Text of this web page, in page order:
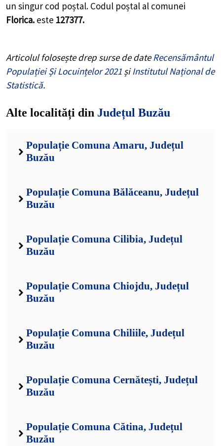
un singur cod poștal. Codul poștal al comunei
Florica. este 127377.
Articolul folosește drep surse de dateRecensământul
Populației Și Locuințelor 2021 șiInstitutul Național de
Statistică.
Alte localități din Județul Buzău
Populație Comuna Amaru, Județul
Buzău
Populație Comuna Bălăceanu, Județul
Buzău
Populație Comuna Cilibia, Județul
Buzău
Populație Comuna Chiojdu, Județul
Buzău
Populație Comuna Chiliile, Județul
Buzău
Populație Comuna Cernătești, Județul
Buzău
Populație Comuna Cătina, Județul
Buzău